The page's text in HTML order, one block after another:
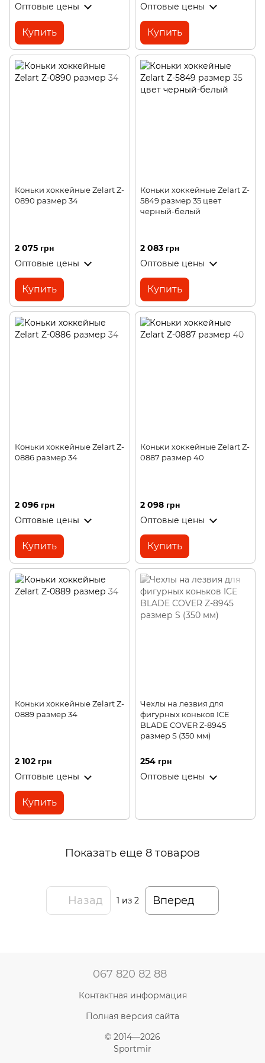
Оптовые цены
Купить
Оптовые цены
Купить
Коньки хоккейные Zelart Z-
0890 размер 34
2 075 грн
Оптовые цены
Купить
Коньки хоккейные Zelart Z-
5849 размер 35 цвет
черный-белый
2 083 грн
Оптовые цены
Купить
Коньки хоккейные Zelart Z-
0886 размер 34
2 096 грн
Оптовые цены
Купить
Коньки хоккейные Zelart Z-
0887 размер 40
2 098 грн
Оптовые цены
Купить
Коньки хоккейные Zelart Z-
0889 размер 34
2 102 грн
Оптовые цены
Купить
Чехлы на лезвия для
фигурных коньков ICE
BLADE COVER Z-8945
размер S (350 мм)
254 грн
Оптовые цены
Показать еще 8 товаров
Назад 1 из 2 Вперед
067 820 82 88
Контактная информация
Полная версия сайта
© 2014—2026
Sportmir